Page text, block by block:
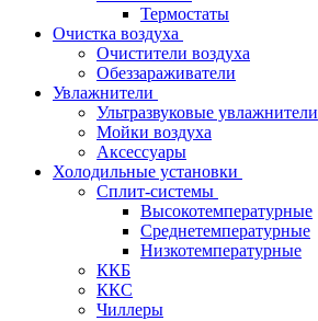
Термостаты
Очистка воздуха
Очистители воздуха
Обеззараживатели
Увлажнители
Ультразвуковые увлажнители
Мойки воздуха
Аксессуары
Холодильные установки
Сплит-системы
Высокотемпературные
Среднетемпературные
Низкотемпературные
ККБ
ККС
Чиллеры